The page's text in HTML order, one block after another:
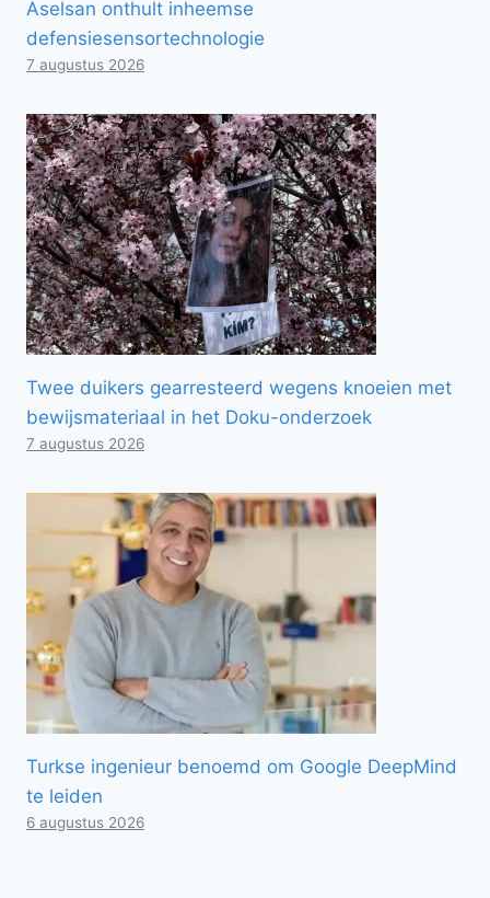
Aselsan onthult inheemse
defensiesensortechnologie
7 augustus 2026
Twee duikers gearresteerd wegens knoeien met
bewijsmateriaal in het Doku-onderzoek
7 augustus 2026
Turkse ingenieur benoemd om Google DeepMind
te leiden
6 augustus 2026